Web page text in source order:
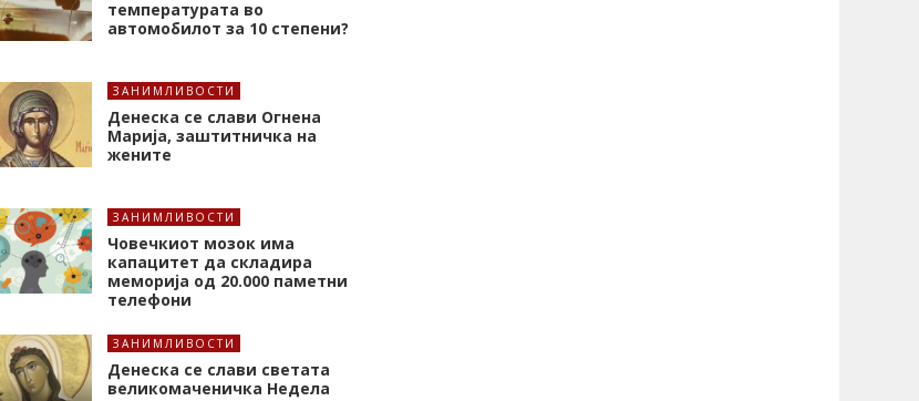
температурата во
автомобилот за 10 степени?
ЗАНИМЛИВОСТИ
Денеска се слави Огнена
Марија, заштитничка на
жените
ЗАНИМЛИВОСТИ
Човечкиот мозок има
капацитет да складира
меморија од 20.000 паметни
телефони
ЗАНИМЛИВОСТИ
Денеска се слави светата
великомаченичка Недела